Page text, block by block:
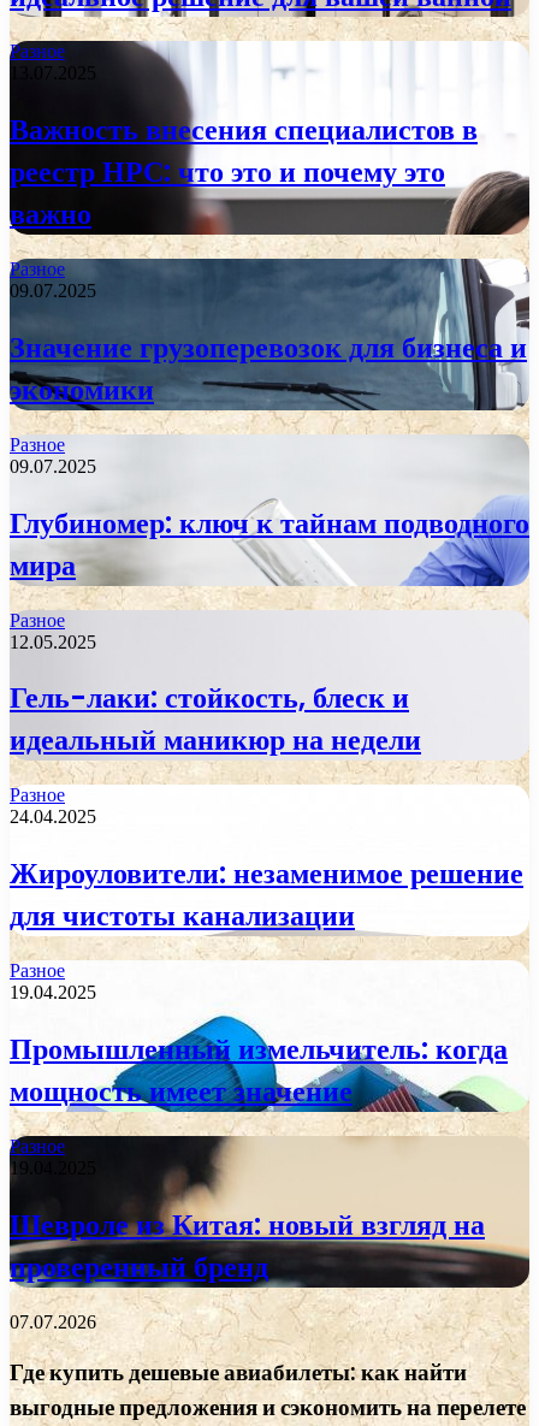
Разное
13.07.2025
Важность внесения специалистов в
реестр НРС: что это и почему это
важно
Разное
09.07.2025
Значение грузоперевозок для бизнеса и
экономики
Разное
09.07.2025
Глубиномер: ключ к тайнам подводного
мира
Разное
12.05.2025
Гель-лаки: стойкость, блеск и
идеальный маникюр на недели
Разное
24.04.2025
Жироуловители: незаменимое решение
для чистоты канализации
Разное
19.04.2025
Промышленный измельчитель: когда
мощность имеет значение
Разное
19.04.2025
Шевроле из Китая: новый взгляд на
проверенный бренд
07.07.2026
Где купить дешевые авиабилеты: как найти
выгодные предложения и сэкономить на перелете